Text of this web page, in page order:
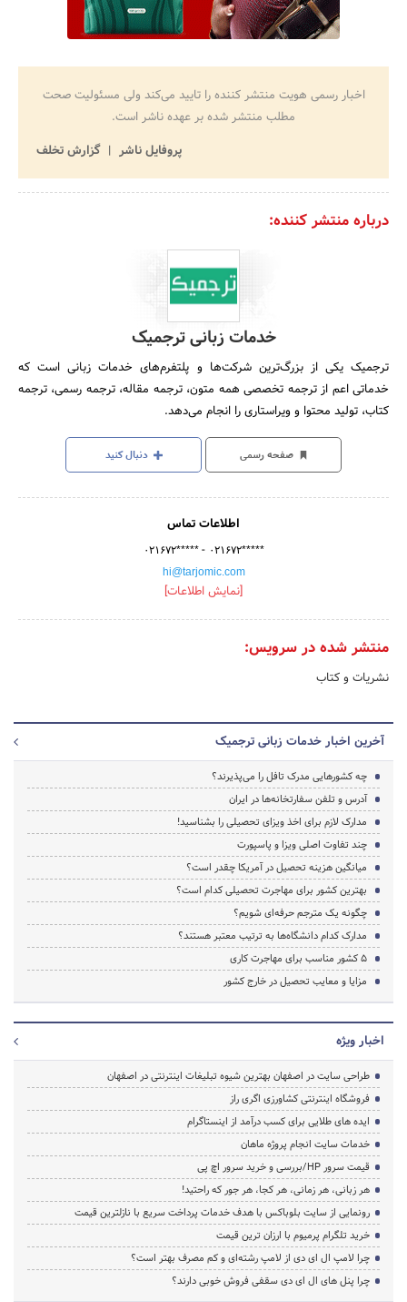
اخبار رسمی هویت منتشر کننده را تایید می‌کند ولی مسئولیت صحت
مطلب منتشر شده بر عهده ناشر است.
پروفایل ناشر
گزارش تخلف
درباره منتشر کننده:
خدمات زبانی ترجمیک
ترجمیک یکی از بزرگ‌ترین شرکت‌ها و پلتفرم‌های خدمات زبانی است که
خدماتی اعم از ترجمه تخصصی همه متون، ترجمه مقاله، ترجمه رسمی، ترجمه
کتاب، تولید محتوا و ویراستاری را انجام می‌دهد.
صفحه رسمی دنبال کنید
اطلاعات تماس
۰۲۱۶۷۲***** - ۰۲۱۶۷۲*****
hi@tarjomic.com
[نمایش اطلاعات]
منتشر شده در سرویس:
نشریات و کتاب
آخرین اخبار خدمات زبانی ترجمیک
چه کشورهایی مدرک تافل را می‌پذیرند؟
آدرس و تلفن سفارتخانه‌ها در ایران
مدارک لازم برای اخذ ویزای تحصیلی را بشناسید!
چند تفاوت اصلی ویزا و پاسپورت
میانگین هزینه تحصیل در آمریکا چقدر است؟
بهترین کشور برای مهاجرت تحصیلی کدام است؟
چگونه یک مترجم حرفه‌ای شویم؟
مدارک کدام دانشگاه‌ها به ترتیب معتبر هستند؟
۵ کشور مناسب برای مهاجرت کاری
مزایا و معایب تحصیل در خارج کشور
اخبار ویژه
طراحی سایت در اصفهان بهترین شیوه تبلیغات اینترنتی در اصفهان
فروشگاه اینترنتی کشاورزی اگری راز
ایده های طلایی برای کسب درآمد از اینستاگرام
خدمات سایت انجام پروژه ماهان
قیمت سرور HP/بررسی و خرید سرور اچ پی
هر زبانی، هر زمانی، هر کجا، هر جور که راحتید!
رونمایی از سایت بلوباکس با هدف خدمات پرداخت سریع با نازلترین قیمت
خرید تلگرام پرمیوم با ارزان ترین قیمت
چرا لامپ ال ای دی از لامپ رشته‌ای و کم مصرف بهتر است؟
چرا پنل های ال ای دی سقفی فروش خوبی دارند؟